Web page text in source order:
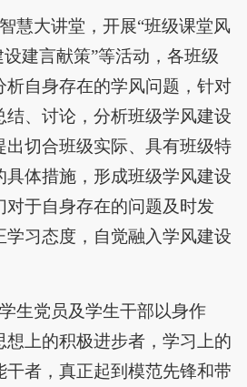
慧大讲堂，开展“班级课堂风
建言献策”等活动，各班级
析自身存在的学风问题，针对
结、讨论，分析班级学风建设
出切合班级实际、具有班级特
具体措施，形成班级学风建设
对于自身存在的问题及时发
学习态度，自觉融入学风建设
生党员及学生干部以身作
想上的积极进步者，学习上的
干者，真正起到模范先锋和带